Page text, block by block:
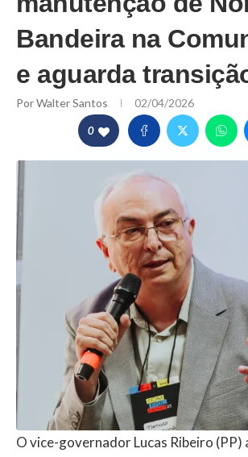
Bandeira na
e aguarda
PorWalter Santos 02/04/2026
0
O vice-governador Lucas Ribeiro (PP)